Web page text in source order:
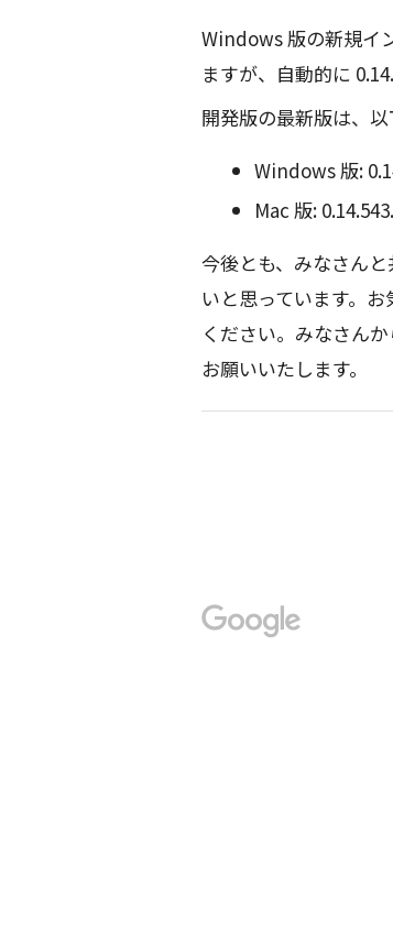
Windows 版の新規イ
ますが、自動的に
開発版の最新版は、以
Windows 版:
Mac 版:
今後とも、みなさん
いと思っています。
ください。みなさん
お願いいたします。